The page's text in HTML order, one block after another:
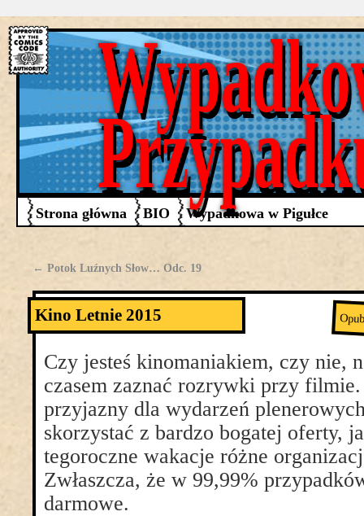
Strona główna BIO Wypadkowa w Pigułce
← Potok Luźnych Słow… Odc. 19
Kino Letnie 2015
Czy jesteś kinomaniakiem, czy nie,
czasem zaznać rozrywki przy
przyjazny dla wydarzeń
skorzystać z bardzo bogatej oferty,
tegoroczne wakacje różne
Zwłaszcza, że w 99,99%
darmowe.